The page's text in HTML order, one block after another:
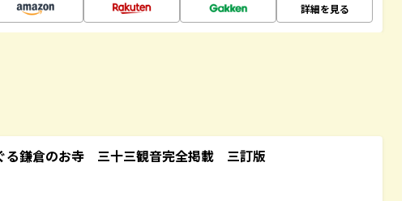
詳細を見る
る鎌倉のお寺 三十三観音完全掲載 三訂版